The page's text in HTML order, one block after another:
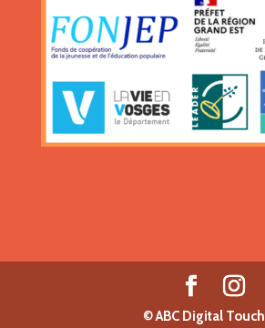
©ABC Digital Touch